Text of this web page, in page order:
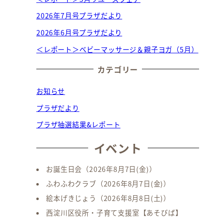
2026年7月号プラザだより
2026年6月号プラザだより
＜レポート＞ベビーマッサージ＆親子ヨガ（5月）
カテゴリー
お知らせ
プラザだより
プラザ抽選結果&レポート
イベント
お誕生日会 （2026年8月7日(金)）
ふわふわクラブ （2026年8月7日(金)）
絵本げきじょう
（2026年8月8日(土)）
西淀川区役所・子育て支援室【あそびば】